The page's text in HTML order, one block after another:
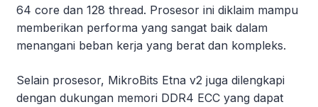
64 core dan 128 thread. Prosesor ini diklaim mampu
memberikan performa yang sangat baik dalam
menangani beban kerja yang berat dan kompleks.
Selain prosesor, MikroBits Etna v2 juga dilengkapi
dengan dukungan memori DDR4 ECC yang dapat